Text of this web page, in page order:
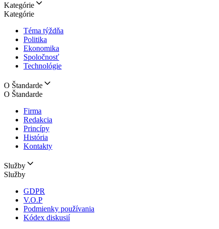
Kategórie
Kategórie
Téma týždňa
Politika
Ekonomika
Spoločnosť
Technológie
O Štandarde
O Štandarde
Firma
Redakcia
Princípy
História
Kontakty
Služby
Služby
GDPR
V.O.P
Podmienky používania
Kódex diskusií